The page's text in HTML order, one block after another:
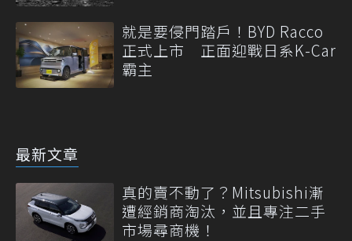
就是要侵門踏戶！BYD Racco
正式上市 正面迎戰日系K-Car
霸主
最新文章
真的賣不動了？Mitsubishi漸
遭經銷商淘汰，並且專注二手
市場尋商機！